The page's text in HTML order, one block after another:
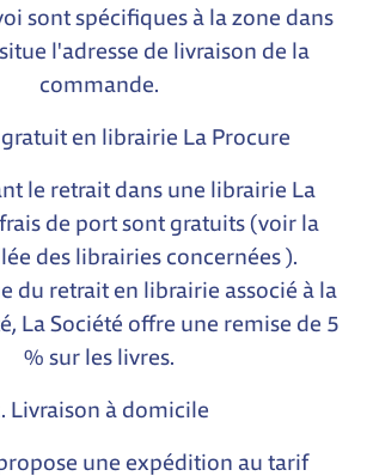
sont spécifiques à la zone dans
l'adresse de livraison de la
commande.
gratuit en librairie La Procure
le retrait dans une librairie La
de port sont gratuits (voir la
des librairies concernées ).
du retrait en librairie associé à la
La Société offre une remise de 5
% sur les livres.
Livraison à domicile
une expédition au tarif